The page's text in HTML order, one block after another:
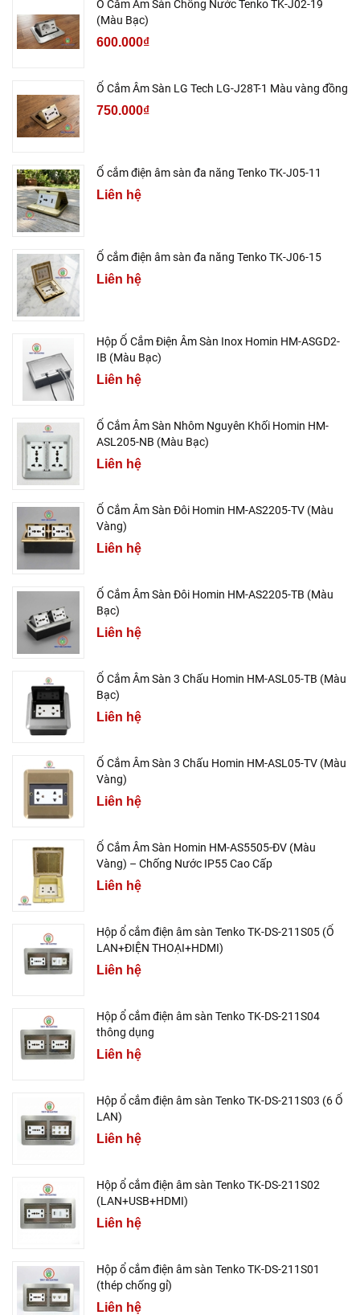
Ổ Cắm Âm Sàn Chống Nước Tenko TK-J02-19
(Màu Bạc)
600.000₫
Ổ Cắm Âm Sàn LG Tech LG-J28T-1 Màu vàng đồng
750.000₫
Ổ cắm điện âm sàn đa năng Tenko TK-J05-11
Liên hệ
Ổ cắm điện âm sàn đa năng Tenko TK-J06-15
Liên hệ
Hộp Ổ Cắm Điện Âm Sàn Inox Homin HM-ASGD2-
IB (Màu Bạc)
Liên hệ
Ổ Cắm Âm Sàn Nhôm Nguyên Khối Homin HM-
ASL205-NB (Màu Bạc)
Liên hệ
Ổ Cắm Âm Sàn Đôi Homin HM-AS2205-TV (Màu
Vàng)
Liên hệ
Ổ Cắm Âm Sàn Đôi Homin HM-AS2205-TB (Màu
Bạc)
Liên hệ
Ổ Cắm Âm Sàn 3 Chấu Homin HM-ASL05-TB (Màu
Bạc)
Liên hệ
Ổ Cắm Âm Sàn 3 Chấu Homin HM-ASL05-TV (Màu
Vàng)
Liên hệ
Ổ Cắm Âm Sàn Homin HM-AS5505-ĐV (Màu
Vàng) – Chống Nước IP55 Cao Cấp
Liên hệ
Hộp ổ cắm điện âm sàn Tenko TK-DS-211S05 (Ổ
LAN+ĐIỆN THOẠI+HDMI)
Liên hệ
Hộp ổ cắm điện âm sàn Tenko TK-DS-211S04
thông dụng
Liên hệ
Hộp ổ cắm điện âm sàn Tenko TK-DS-211S03 (6 Ổ
LAN)
Liên hệ
Hộp ổ cắm điện âm sàn Tenko TK-DS-211S02
(LAN+USB+HDMI)
Liên hệ
Hộp ổ cắm điện âm sàn Tenko TK-DS-211S01
(thép chống gỉ)
Liên hệ